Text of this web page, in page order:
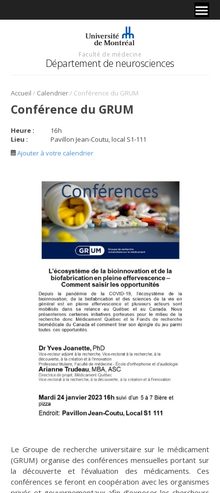
Faculté de médecine
Département de neurosciences
Accueil / Calendrier/ Conférence du GRUM
Conférence du GRUM
Heure : 16h
Lieu :
Pavillon Jean-Coutu, local S1-111
Ajouter à votre calendrier
Le Groupe de recherche universitaire sur le médicament
(GRUM) organise des conférences mensuelles portant sur
la découverte et l’évaluation des médicaments. Ces
conférences se feront en coopération avec les organismes